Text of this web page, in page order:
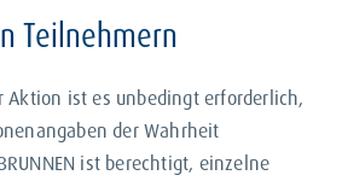
Teilnehmern
Aktion ist es unbedingt erforderlich,
der Wahrheit
ist berechtigt, einzelne